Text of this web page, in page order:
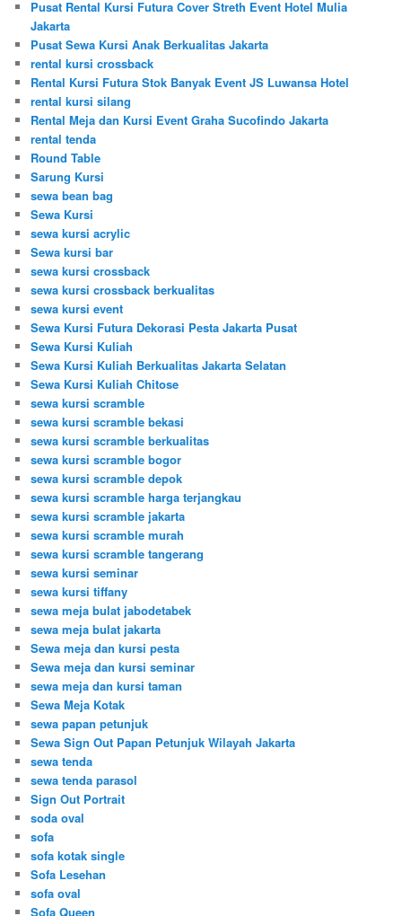
Pusat Rental Kursi Futura Cover Streth Event Hotel Mulia
Jakarta
Pusat Sewa Kursi Anak Berkualitas Jakarta
rental kursi crossback
Rental Kursi Futura Stok Banyak Event JS Luwansa Hotel
rental kursi silang
Rental Meja dan Kursi Event Graha Sucofindo Jakarta
rental tenda
Round Table
Sarung Kursi
sewa bean bag
Sewa Kursi
sewa kursi acrylic
Sewa kursi bar
sewa kursi crossback
sewa kursi crossback berkualitas
sewa kursi event
Sewa Kursi Futura Dekorasi Pesta Jakarta Pusat
Sewa Kursi Kuliah
Sewa Kursi Kuliah Berkualitas Jakarta Selatan
Sewa Kursi Kuliah Chitose
sewa kursi scramble
sewa kursi scramble bekasi
sewa kursi scramble berkualitas
sewa kursi scramble bogor
sewa kursi scramble depok
sewa kursi scramble harga terjangkau
sewa kursi scramble jakarta
sewa kursi scramble murah
sewa kursi scramble tangerang
sewa kursi seminar
sewa kursi tiffany
sewa meja bulat jabodetabek
sewa meja bulat jakarta
Sewa meja dan kursi pesta
Sewa meja dan kursi seminar
sewa meja dan kursi taman
Sewa Meja Kotak
sewa papan petunjuk
Sewa Sign Out Papan Petunjuk Wilayah Jakarta
sewa tenda
sewa tenda parasol
Sign Out Portrait
soda oval
sofa
sofa kotak single
Sofa Lesehan
sofa oval
Sofa Queen